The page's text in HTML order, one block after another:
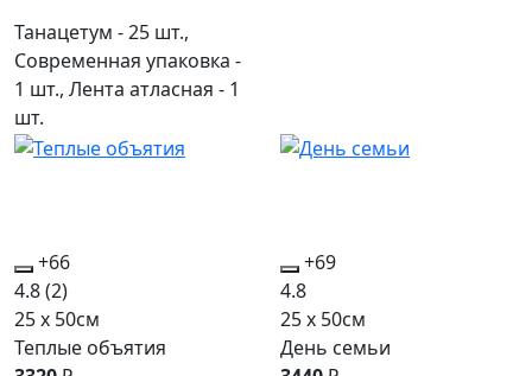
Танацетум - 25 шт.,
Современная упаковка -
1 шт., Лента атласная - 1
шт.
+66
4.8(2)
25 x 50см
Теплые объятия
+69
4.8
25 x 50см
День семьи